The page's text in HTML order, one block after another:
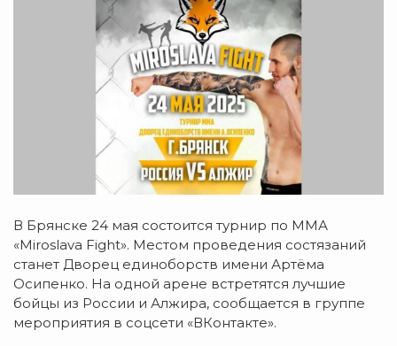
В Брянске 24 мая состоится турнир по ММА
«Miroslava Fight». Местом проведения состязаний
станет Дворец единоборств имени Артёма
Осипенко. На одной арене встретятся лучшие
бойцы из России и Алжира, сообщается в группе
мероприятия в соцсети «ВКонтакте».